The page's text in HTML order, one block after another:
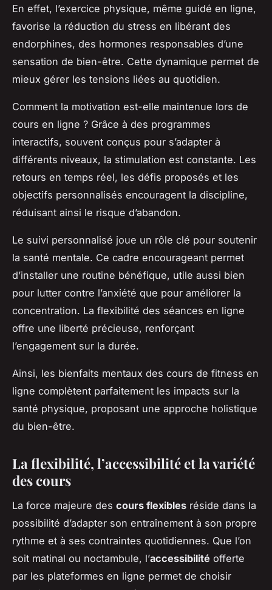
En effet, l’exercice physique, même guidé en ligne,
favorise la réduction du stress en libérant des
endorphines, des hormones responsables d’une
sensation de bien-être. Cette dynamique permet de
mieux gérer les tensions liées au quotidien.
Comment la motivation est-elle maintenue lors de
cours en ligne ? Grâce à des programmes
interactifs, souvent conçus pour s’adapter à
différents niveaux, la stimulation est constante. Les
retours en temps réel, les défis proposés et les
objectifs personnalisés encouragent la discipline,
réduisant ainsi le risque d’abandon.
Le suivi personnalisé joue un rôle clé pour soutenir
la santé mentale. Ce cadre encourageant permet
d’installer une routine bénéfique, utile aussi bien
pour lutter contre l’anxiété que pour améliorer la
concentration. La flexibilité des séances en ligne
offre une liberté précieuse, renforçant
l’engagement sur la durée.
Ainsi, les bienfaits mentaux des cours de fitness en
ligne complètent parfaitement les impacts sur la
santé physique, proposant une approche holistique
du bien-être.
La flexibilité, l’accessibilité et la variété
des cours
La force majeure des cours flexibles réside dans la
possibilité d’adapter son entraînement à son propre
rythme et à ses contraintes quotidiennes. Que l’on
soit matinal ou noctambule, l’accessibilité offerte
par les plateformes en ligne permet de choisir